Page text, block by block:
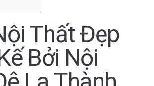
Thất Đẹp
Bởi Nội